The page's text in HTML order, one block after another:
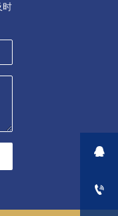
时

